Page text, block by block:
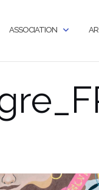
ASSOCIATION